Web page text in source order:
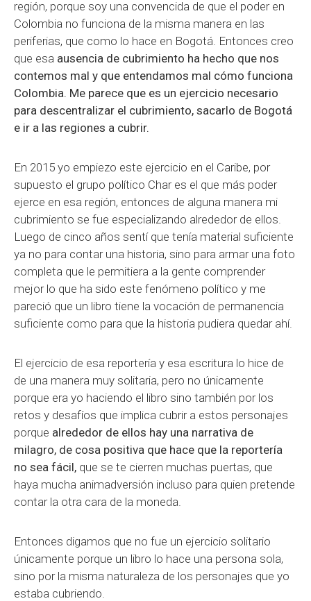
región, porque soy una convencida de que el poder en
Colombia no funciona de la misma manera en las
periferias, que como lo hace en Bogotá. Entonces creo
que esa ausencia de cubrimiento ha hecho que nos
contemos mal y que entendamos mal cómo funciona
Colombia. Me parece que es un ejercicio necesario
para descentralizar el cubrimiento, sacarlo de Bogotá
e ir a las regiones a cubrir.
En 2015 yo empiezo este ejercicio en el Caribe, por
supuesto el grupo político Char es el que más poder
ejerce en esa región, entonces de alguna manera mi
cubrimiento se fue especializando alrededor de ellos.
Luego de cinco años sentí que tenía material suficiente
ya no para contar una historia, sino para armar una foto
completa que le permitiera a la gente comprender
mejor lo que ha sido este fenómeno político y me
pareció que un libro tiene la vocación de permanencia
suficiente como para que la historia pudiera quedar ahí.
El ejercicio de esa reportería y esa escritura lo hice de
de una manera muy solitaria, pero no únicamente
porque era yo haciendo el libro sino también por los
retos y desafíos que implica cubrir a estos personajes
porque alrededor de ellos hay una narrativa de
milagro, de cosa positiva que hace que la reportería
no sea fácil, que se te cierren muchas puertas, que
haya mucha animadversión incluso para quien pretende
contar la otra cara de la moneda.
Entonces digamos que no fue un ejercicio solitario
únicamente porque un libro lo hace una persona sola,
sino por la misma naturaleza de los personajes que yo
estaba cubriendo.